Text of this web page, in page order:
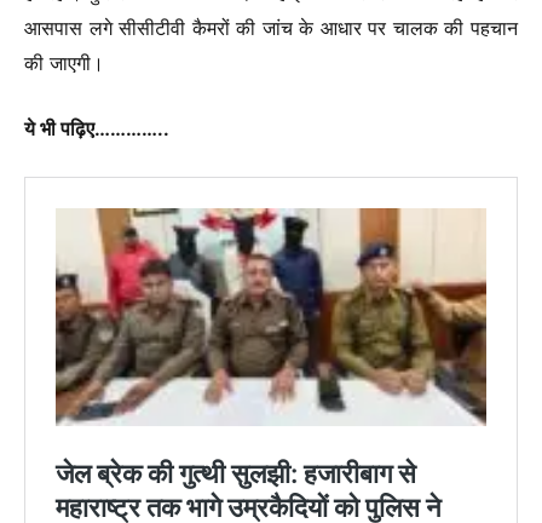
आसपास लगे सीसीटीवी कैमरों की जांच के आधार पर चालक की पहचान
की जाएगी।
ये भी पढ़िए…………..